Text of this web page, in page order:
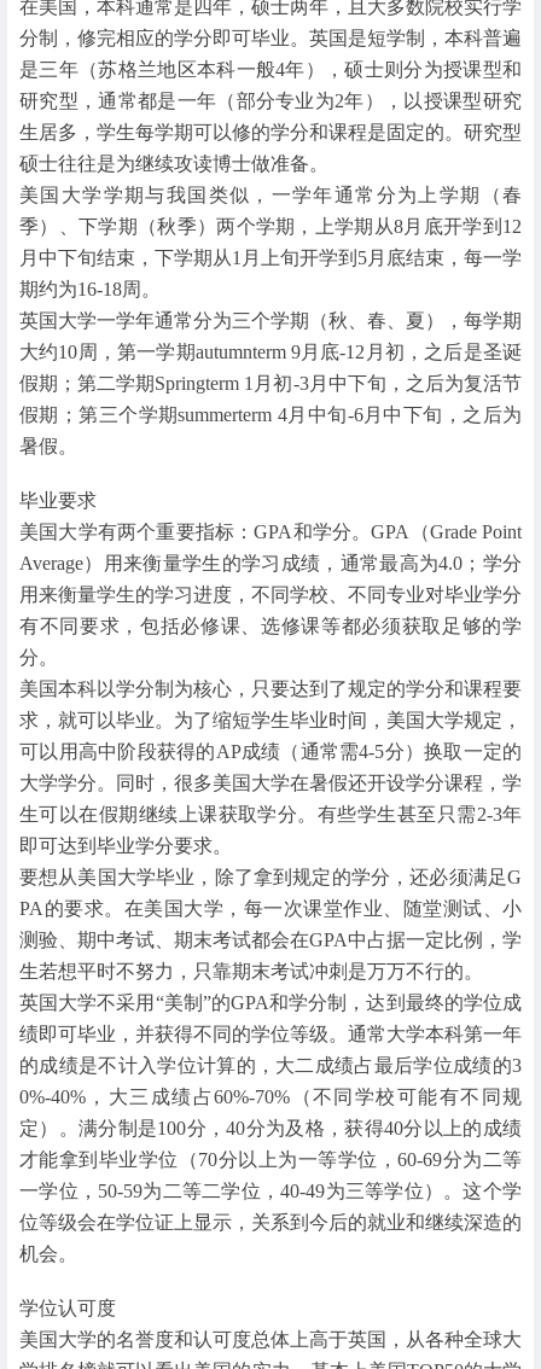
在美国，本科通常是四年，硕士两年，且大多数院校实行学
分制，修完相应的学分即可毕业。英国是短学制，本科普遍
是三年（苏格兰地区本科一般4年），硕士则分为授课型和
研究型，通常都是一年（部分专业为2年），以授课型研究
生居多，学生每学期可以修的学分和课程是固定的。研究型
硕士往往是为继续攻读博士做准备。
美国大学学期与我国类似，一学年通常分为上学期（春
季）、下学期（秋季）两个学期，上学期从8月底开学到12
月中下旬结束，下学期从1月上旬开学到5月底结束，每一学
期约为16-18周。
英国大学一学年通常分为三个学期（秋、春、夏），每学期
大约10周，第一学期autumnterm 9月底-12月初，之后是圣诞
假期；第二学期Springterm 1月初-3月中下旬，之后为复活节
假期；第三个学期summerterm 4月中旬-6月中下旬，之后为
暑假。
毕业要求
美国大学有两个重要指标：GPA和学分。GPA（Grade Point
Average）用来衡量学生的学习成绩，通常最高为4.0；学分
用来衡量学生的学习进度，不同学校、不同专业对毕业学分
有不同要求，包括必修课、选修课等都必须获取足够的学
分。
美国本科以学分制为核心，只要达到了规定的学分和课程要
求，就可以毕业。为了缩短学生毕业时间，美国大学规定，
可以用高中阶段获得的AP成绩（通常需4-5分）换取一定的
大学学分。同时，很多美国大学在暑假还开设学分课程，学
生可以在假期继续上课获取学分。有些学生甚至只需2-3年
即可达到毕业学分要求。
要想从美国大学毕业，除了拿到规定的学分，还必须满足G
PA的要求。在美国大学，每一次课堂作业、随堂测试、小
测验、期中考试、期末考试都会在GPA中占据一定比例，学
生若想平时不努力，只靠期末考试冲刺是万万不行的。
英国大学不采用“美制”的GPA和学分制，达到最终的学位成
绩即可毕业，并获得不同的学位等级。通常大学本科第一年
的成绩是不计入学位计算的，大二成绩占最后学位成绩的3
0%-40%，大三成绩占60%-70%（不同学校可能有不同规
定）。满分制是100分，40分为及格，获得40分以上的成绩
才能拿到毕业学位（70分以上为一等学位，60-69分为二等
一学位，50-59为二等二学位，40-49为三等学位）。这个学
位等级会在学位证上显示，关系到今后的就业和继续深造的
机会。
学位认可度
美国大学的名誉度和认可度总体上高于英国，从各种全球大